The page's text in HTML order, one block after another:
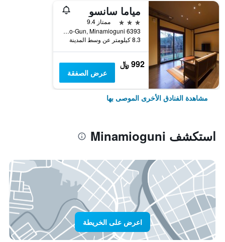
مياما سانسو
3 نجوم
ممتاز 9.4
6393 Manganji, Aso-Gun, Minamioguni, اليابان
8.3 كيلومتر عن وسط المدينة
992 ﷼
عرض الصفقة
مشاهدة الفنادق الأخرى الموصى بها
استكشف Minamioguni
اعرض على الخريطة